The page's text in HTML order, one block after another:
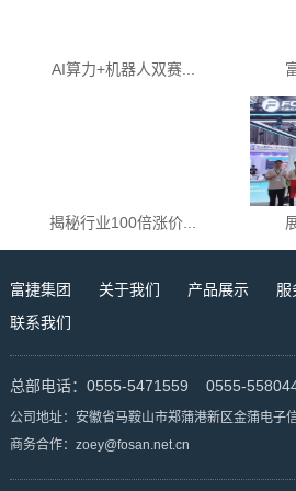
AI算力+机器人双赛...
揭秘行业100倍涨价...
富捷集团 关于我们 产品展示 服
联系我们
总部电话：0555-5471559 0555-
公司地址：安徽省马鞍山市郑蒲港新区金蒲电子
商务合作：zoey@fosan.net.cn